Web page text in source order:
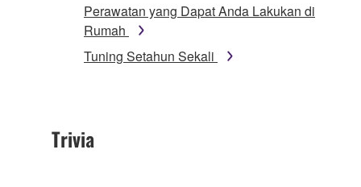
Perawatan yang Dapat Anda Lakukan di
Rumah
Tuning Setahun Sekali
Trivia